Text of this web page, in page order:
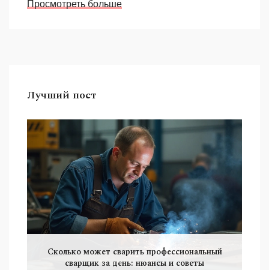
Просмотреть больше
Лучший пост
Сколько может сварить профессиональный
сварщик за день: нюансы и советы